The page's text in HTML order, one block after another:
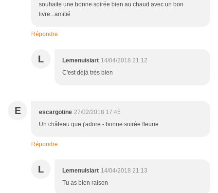
souhaite une bonne soirée bien au chaud avec un bon
livre...amitié
Répondre
L Lemenuisiart 14/04/2018 21:12
C'est déjà très bien
E escargotine 27/02/2018 17:45
Un château que j'adore - bonne soirée fleurie
Répondre
L Lemenuisiart 14/04/2018 21:13
Tu as bien raison